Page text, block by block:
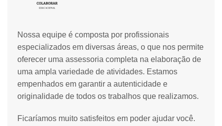
Nossa equipe é composta por profissionais
especializados em diversas áreas, o que nos permite
oferecer uma assessoria completa na elaboração de
uma ampla variedade de atividades. Estamos
empenhados em garantir a autenticidade e
originalidade de todos os trabalhos que realizamos.
Ficaríamos muito satisfeitos em poder ajudar você.